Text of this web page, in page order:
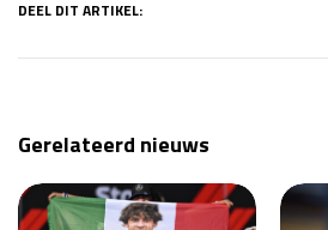
DEEL DIT ARTIKEL:
Gerelateerd nieuws